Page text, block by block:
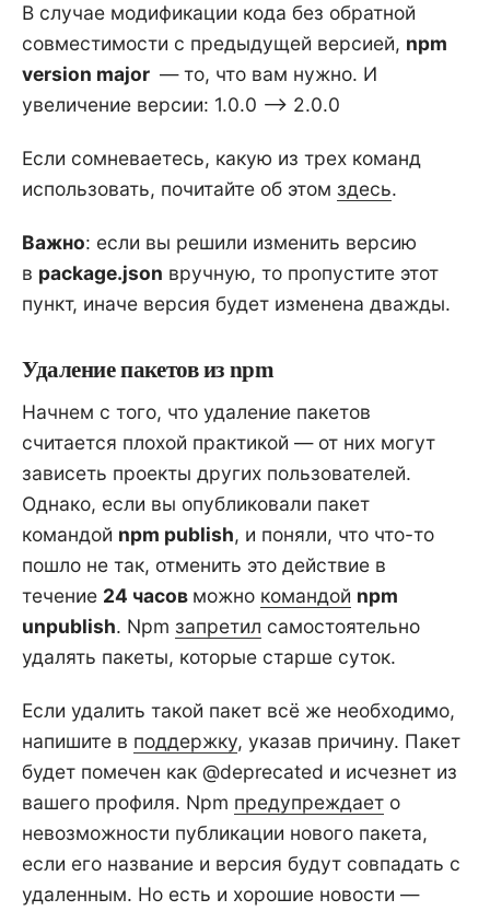
В случае модификации кода без обратной
совместимости с предыдущей версией, npm
version major — то, что вам нужно. И
увеличение версии: 1.0.0 —> 2.0.0
Если сомневаетесь, какую из трех команд
использовать, почитайте об этом здесь.
Важно: если вы решили изменить версию
в package.json вручную, то пропустите этот
пункт, иначе версия будет изменена дважды.
Удаление пакетов из npm
Начнем с того, что удаление пакетов
считается плохой практикой — от них могут
зависеть проекты других пользователей.
Однако, если вы опубликовали пакет
командой npm publish, и поняли, что что-то
пошло не так, отменить это действие в
течение 24 часов можно командой npm
unpublish. Npm запретил самостоятельно
удалять пакеты, которые старше суток.
Если удалить такой пакет всё же необходимо,
напишите в поддержку, указав причину. Пакет
будет помечен как @deprecated и исчезнет из
вашего профиля. Npm предупреждает о
невозможности публикации нового пакета,
если его название и версия будут совпадать с
удаленным. Но есть и хорошие новости —